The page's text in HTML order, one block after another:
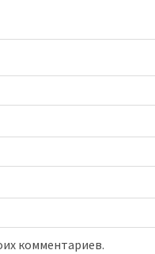
комментариев.